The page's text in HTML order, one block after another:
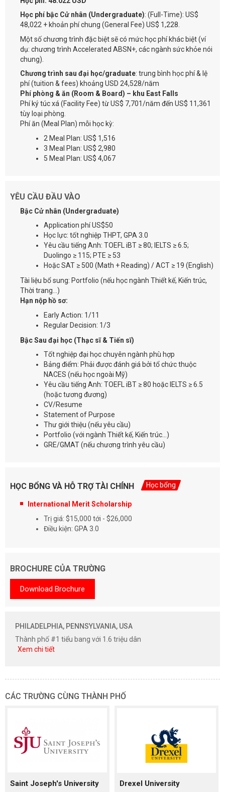
Học phí bậc Cử nhân (Undergraduate): (Full-Time): US$
48,022 + khoản phí chung (General Fee) US$ 1,228.
Một số chương trình đặc biệt sẽ có mức học phí khác biệt (ví
dụ: chương trình Accelerated ABSN+, các ngành sức khỏe nói
chung).
Chương trình sau đại học/graduate: trung bình học phí & lệ
phí (tuition & fees) khoảng USD 24,528/năm
Phí phòng & ăn (Room & Board) – khu East Falls
Phí ký túc xá (Facility Fee) từ US$ 7,701/năm đến US$ 11,361
tùy loại phòng.
Phí ăn (Meal Plan) mỗi học kỳ:
2 Meal Plan: US$ 1,516
3 Meal Plan: US$ 2,980
5 Meal Plan: US$ 4,067
YÊU CẦU ĐẦU VÀO
Bậc Cử nhân (Undergraduate)
Application phí US$50
Học lực: tốt nghiệp THPT, GPA 3.0
Yêu cầu tiếng Anh: TOEFL iBT ≥ 80; IELTS ≥ 6.5;
Duolingo ≥ 115; PTE ≥ 53
Hoặc SAT ≥ 500 (Math + Reading) / ACT ≥ 19 (English)
Tài liệu bổ sung: Portfolio (nếu học ngành Thiết kế, Kiến trúc,
Thời trang…)
Hạn nộp hồ sơ:
Early Action: 1/11
Regular Decision: 1/3
Bậc Sau đại học (Thạc sĩ & Tiến sĩ)
Tốt nghiệp đại học chuyên ngành phù hợp
Bảng điểm: Phải được đánh giá bởi tổ chức thuộc
NACES (nếu học ngoài Mỹ)
Yêu cầu tiếng Anh: TOEFL iBT ≥ 80 hoặc IELTS ≥ 6.5
(hoặc tương đương)
CV/Resume
Statement of Purpose
Thư giới thiệu (nếu yêu cầu)
Portfolio (với ngành Thiết kế, Kiến trúc…)
GRE/GMAT (nếu chương trình yêu cầu)
HỌC BỔNG VÀ HỖ TRỢ TÀI CHÍNH Học bổng
International Merit Scholarship
Trị giá: $15,000 tới - $26,000
Điều kiện: GPA 3.0
BROCHURE CỦA TRƯỜNG
Download Brochure
PHILADELPHIA, PENNSYLVANIA, USA
Thành phố #1 tiểu bang với 1.6 triệu dân
Xem chi tiết
CÁC TRƯỜNG CÙNG THÀNH PHỐ
Saint Joseph's University Drexel University